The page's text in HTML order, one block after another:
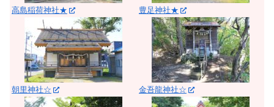
高島稲荷神社★
朝里神社☆
豊足神社★
金吾龍神社☆